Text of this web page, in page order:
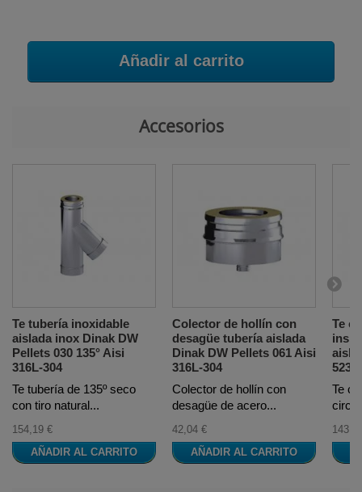
Añadir al carrito
Accesorios
Te tubería inoxidable
aislada inox Dinak DW
Pellets 030 135° Aisi
316L-304
Te tubería de 135º seco
con tiro natural...
154,19 €
AÑADIR AL CARRITO
Colector de hollín con
desagüe tubería aislada
Dinak DW Pellets 061 Aisi
316L-304
Colector de hollín con
desagüe de acero...
42,04 €
AÑADIR AL CARRITO
Te
523
Te